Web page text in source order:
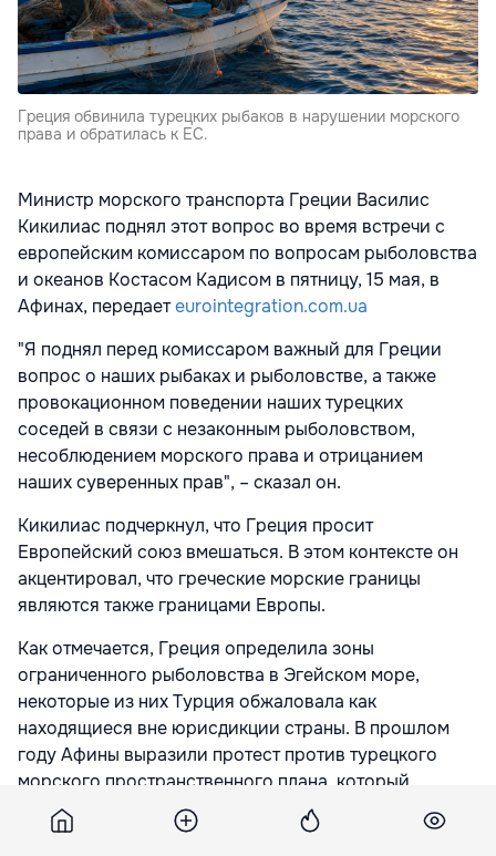
Греция обвинила турецких рыбаков в нарушении морского
права и обратилась к ЕС.
Министр морского транспорта Греции Василис
Кикилиас поднял этот вопрос во время встречи с
европейским комиссаром по вопросам рыболовства
и океанов Костасом Кадисом в пятницу, 15 мая, в
Афинах, передаетeurointegration.com.ua
"Я поднял перед комиссаром важный для Греции
вопрос о наших рыбаках и рыболовстве, а также
провокационном поведении наших турецких
соседей в связи с незаконным рыболовством,
несоблюдением морского права и отрицанием
наших суверенных прав", – сказал он.
Кикилиас подчеркнул, что Греция просит
Европейский союз вмешаться. В этом контексте он
акцентировал, что греческие морские границы
являются также границами Европы.
Как отмечается, Греция определила зоны
ограниченного рыболовства в Эгейском море,
некоторые из них Турция обжаловала как
находящиеся вне юрисдикции страны. В прошлом
году Афины выразили протест против турецкого
морского пространственного плана, который
определял зоны для рыболовства и других видов
деятельности в Эгейском море.